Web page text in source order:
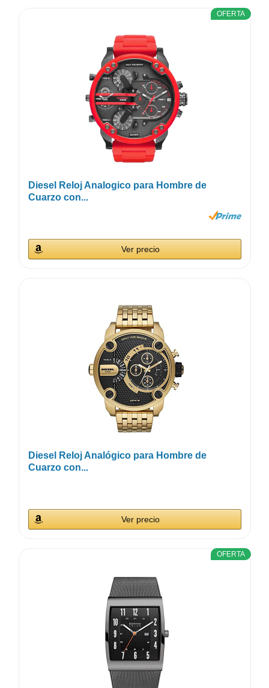
OFERTA
Diesel Reloj Analogico para Hombre de
Cuarzo con...
Ver precio
Diesel Reloj Analógico para Hombre de
Cuarzo con...
Ver precio
OFERTA